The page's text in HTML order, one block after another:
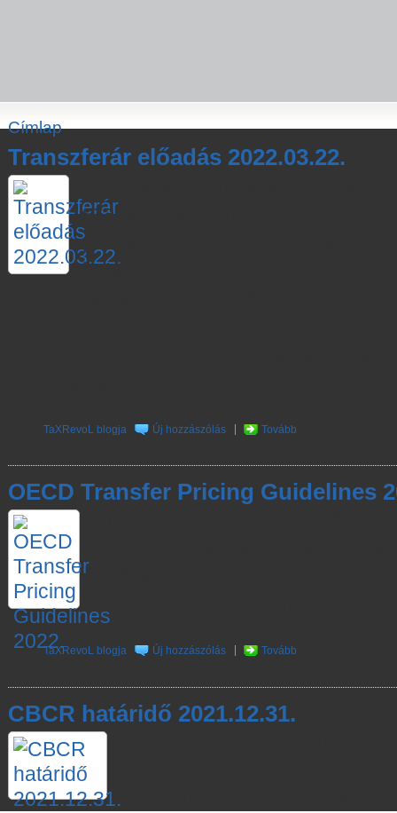
Címlap
Transzferár előadás 2022.03.22.
szabályozás legjellemzőbb
pontjait. Az elméleti rész során
hatályos jogszabályi keretek,
TaXRevoL blogja Új hozzászólás Tovább
OECD Transfer Pricing Guidelines
TaXRevoL blogja Új hozzászólás Tovább
CBCR határidő 2021.12.31.